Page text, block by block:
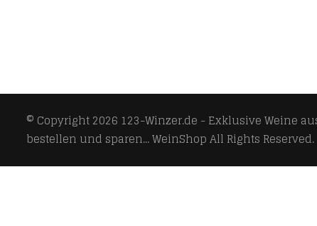
© Copyright 2026 123-Winzer.de - Exklusive Weine
bestellen und sparen... WeinShopAll Rights Reserved.